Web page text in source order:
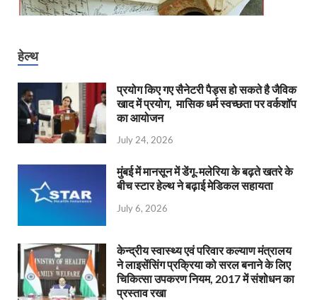
हेल्थ
प्रयोग किए गए सैनेटरी पैड्स हो सकते है जैविक
खाद में प्रयोग, मासिक धर्म स्वच्छता पर वर्कशॉप
का आयोजन
July 24, 2026
मुंबई में मानसून में डेंगू-मलेरिया के बढ़ते खतरे के
बीच स्टार हेल्थ ने बढ़ाई मेडिकल सहायता
July 6, 2026
केन्‍द्रीय स्वास्थ्य एवं परिवार कल्याण मंत्रालय
ने लाइसेंसिंग प्रक्रिया को सरल बनाने के लिए
चिकित्सा उपकरण नियम, 2017 में संशोधन का
प्रस्ताव रखा